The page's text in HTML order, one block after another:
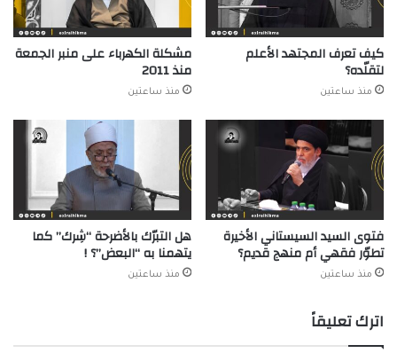
كيف تعرف المجتهد الأعلم
لتقلّده؟
منذ ساعتين
مشكلة الكهرباء على منبر الجمعة
منذ 2011
منذ ساعتين
فتوى السيد السيستاني الأخيرة
تطوّر فقهي أم منهج قديم؟
منذ ساعتين
هل التبرّك بالأضرحة “شِرك” كما
يتهمنا به “البعض”؟ !
منذ ساعتين
اترك تعليقاً